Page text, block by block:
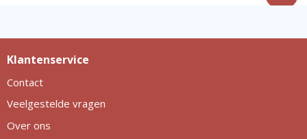
Klantenservice
Contact
Veelgestelde vragen
Over ons